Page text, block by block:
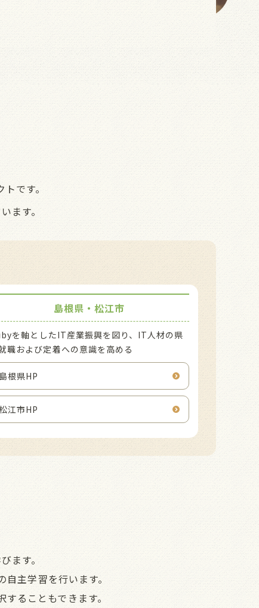
です。
ます。
島根県・松江市
を軸としたIT産業振興を図り、IT⼈材の県
職および定着への意識を⾼める
島根県HP
江市HP
ます。
主学習を行います。
ることもできます。